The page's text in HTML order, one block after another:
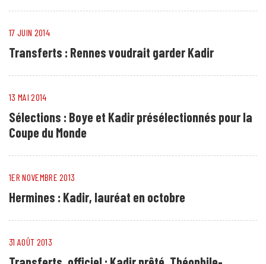
17 JUIN 2014
Transferts : Rennes voudrait garder Kadir
13 MAI 2014
Sélections : Boye et Kadir présélectionnés pour la
Coupe du Monde
1ER NOVEMBRE 2013
Hermines : Kadir, lauréat en octobre
31 AOÛT 2013